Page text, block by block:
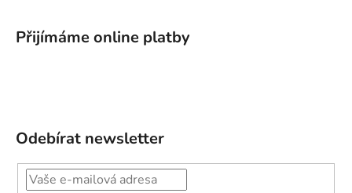
Přijímáme online platby
Odebírat newsletter